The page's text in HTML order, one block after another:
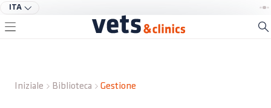
ITA
Iniziale Biblioteca Gestione